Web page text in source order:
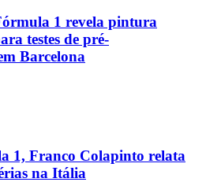
1 revela pintura
testes de pré-
Barcelona
1, Franco Colapinto relata
na Itália